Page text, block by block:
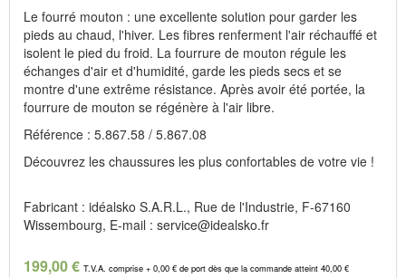
Le fourré mouton : une excellente solution pour garder les
pieds au chaud, l'hiver. Les fibres renferment l'air réchauffé et
isolent le pied du froid. La fourrure de mouton régule les
échanges d'air et d'humidité, garde les pieds secs et se
montre d'une extrême résistance. Après avoir été portée, la
fourrure de mouton se régénère à l'air libre.
Référence : 5.867.58 / 5.867.08
Découvrez les chaussures les plus confortables de votre vie !
Fabricant : idéalsko S.A.R.L., Rue de l'Industrie, F-67160
Wissembourg, E-mail : service@idealsko.fr
199,00 € T.V.A. comprise + 0,00 € de port dès que la commande atteint 40,00 €